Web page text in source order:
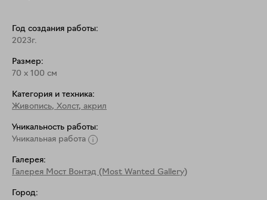
Год создания работы:
2023г.
Размер:
70 x 100 см
Категория и техника:
Живопись, Холст, акрил
Уникальность работы:
Уникальная работа
Галерея:
Галерея Мост Вонтэд (Most Wanted Gallery)
Город: